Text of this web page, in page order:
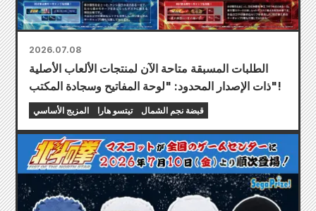
2026.07.08
الطلبات المسبقة متاحة الآن لمنتجات الألعاب الأصلية
ذات الإصدار المحدود: "لوحة المفاتيح وسجادة المكتب"!
المزيج الأساسي تيتسو هارا قبضة نجم الشمال